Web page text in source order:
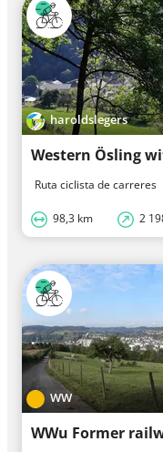
haroldslegers
Ruta ciclista de carreres
98,3 km 2
WW
WWu Former